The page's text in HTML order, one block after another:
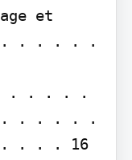
et
. . . . . .
. . . . . .
. . . . .
. . . 16